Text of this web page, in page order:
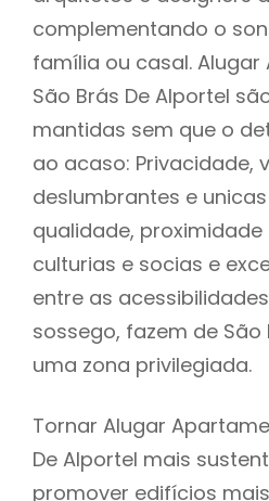
complementando o
família ou casal.
São Brás De Alportel
mantidas sem que o
ao acaso: Privacidade,
deslumbrantes e
qualidade,
culturias e socias e
entre as
sossego, fazem de São
uma zona privilegiada.
Tornar Alugar
De Alportel mais
promover edifícios